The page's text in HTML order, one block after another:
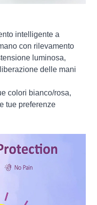
intelligente a
con rilevamento
luminosa,
delle mani
colori bianco/rosa,
tue preferenze